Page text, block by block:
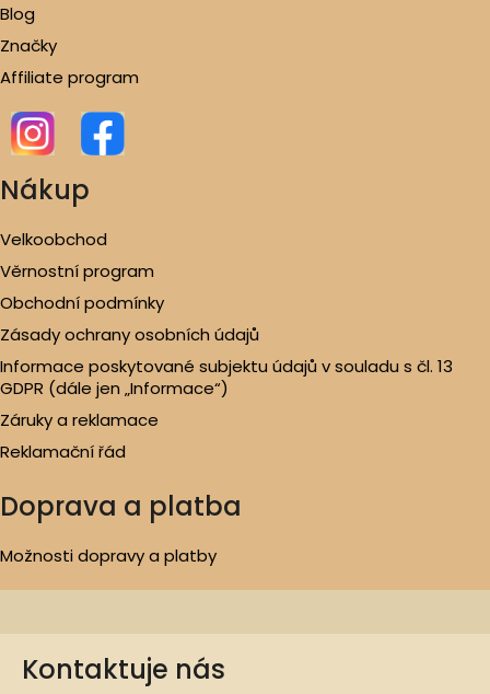
Blog
Značky
Affiliate program
Nákup
Velkoobchod
Věrnostní program
Obchodní podmínky
Zásady ochrany osobních údajů
Informace poskytované subjektu údajů v souladu s čl. 13
GDPR (dále jen „Informace“)
Záruky a reklamace
Reklamační řád
Doprava a platba
Možnosti dopravy a platby
Kontaktuje nás